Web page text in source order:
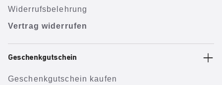
Widerrufsbelehrung
Vertrag widerrufen
Geschenkgutschein
Geschenkgutschein kaufen